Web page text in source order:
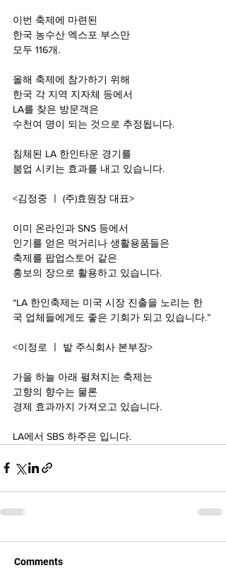
이번 축제에 마련된
한국 농수산 엑스포 부스만
모두 116개.
올해 축제에 참가하기 위해
한국 각 지역 지자체 등에서
LA를 찾은 방문객은
수천여 명이 되는 것으로 추정됩니다.
침체된 LA 한인타운 경기를
붐업 시키는 효과를 내고 있습니다.
<김정중 ㅣ (주)효원장 대표>
이미 온라인과 SNS 등에서
인기를 얻은 먹거리나 생활용품들은
축제를 팝업스토어 같은
홍보의 장으로 활용하고 있습니다.
“LA 한인축제는 미국 시장 진출을 노리는 한
국 업체들에게도 좋은 기회가 되고 있습니다.”
<이정로 ㅣ 밭 주식회사 본부장>
가을 하늘 아래 펼쳐지는 축제는
고향의 향수는 물론
경제 효과까지 가져오고 있습니다.
LA에서 SBS 하주은 입니다.
Comments